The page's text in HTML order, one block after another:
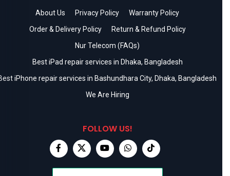
About Us Privacy Policy
Warranty Policy
Order & Delivery Policy
Return & Refund Policy
Nur Telecom (FAQs)
Best iPad repair services in Dhaka, Bangladesh
iPhone repair services in Bashundhara City, Dhaka, Bangladesh
We Are Hiring
FOLLOW US!